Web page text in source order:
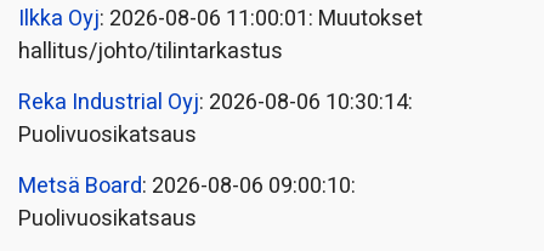
Ilkka Oyj: 2026-08-06 11:00:01: Muutokset
hallitus/johto/tilintarkastus
Reka Industrial Oyj: 2026-08-06 10:30:14:
Puolivuosikatsaus
Metsä Board: 2026-08-06 09:00:10:
Puolivuosikatsaus